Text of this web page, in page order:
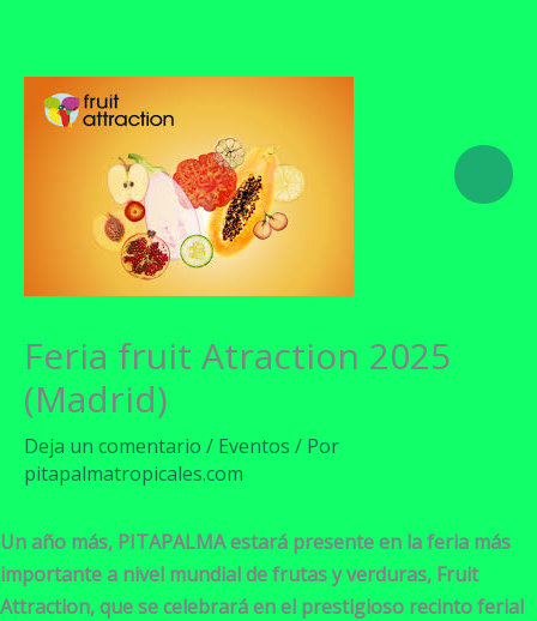
Feria fruit Atraction 2025
(Madrid)
Deja un comentario / Eventos / Por
pitapalmatropicales.com
Un año más, PITAPALMA estará presente en la feria más
importante a nivel mundial de frutas y verduras, Fruit
Attraction, que se celebrará en el prestigioso recinto ferial